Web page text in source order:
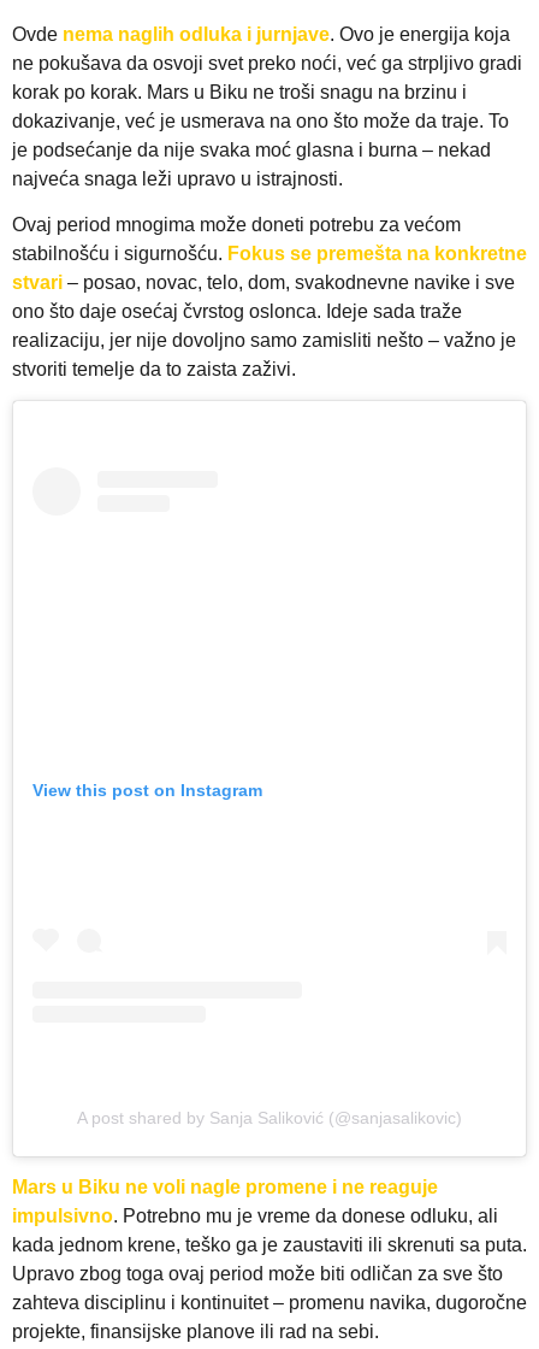
Ovde nema naglih odluka i jurnjave. Ovo je energija koja
ne pokušava da osvoji svet preko noći, već ga strpljivo gradi
korak po korak. Mars u Biku ne troši snagu na brzinu i
dokazivanje, već je usmerava na ono što može da traje. To
je podsećanje da nije svaka moć glasna i burna – nekad
najveća snaga leži upravo u istrajnosti.
Ovaj period mnogima može doneti potrebu za većom
stabilnošću i sigurnošću. Fokus se premešta na konkretne
stvari – posao, novac, telo, dom, svakodnevne navike i sve
ono što daje osećaj čvrstog oslonca. Ideje sada traže
realizaciju, jer nije dovoljno samo zamisliti nešto – važno je
stvoriti temelje da to zaista zaživi.
View this post on Instagram
A post shared by Sanja Saliković (@sanjasalikovic)
Mars u Biku ne voli nagle promene i ne reaguje
impulsivno. Potrebno mu je vreme da donese odluku, ali
kada jednom krene, teško ga je zaustaviti ili skrenuti sa puta.
Upravo zbog toga ovaj period može biti odličan za sve što
zahteva disciplinu i kontinuitet – promenu navika, dugoročne
projekte, finansijske planove ili rad na sebi.